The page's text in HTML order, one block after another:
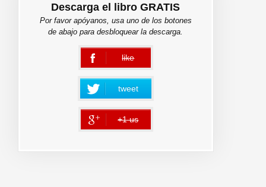
Descarga el libro GRATIS
Por favor apóyanos, usa uno de los botones
de abajo para desbloquear la descarga.
like
error
tweet
+1 us
error